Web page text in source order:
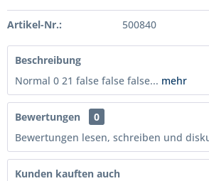
Artikel-Nr.: 500840
Beschreibung
Normal 0 21 false false false... mehr
Bewertungen
0
Bewertungen lesen, schreiben und
Kunden kauften auch